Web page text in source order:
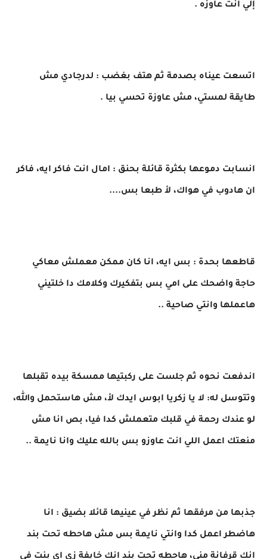
إلي انت عاوزه .
اتسعت عيناه بصدمة ثم هتف بغضب : لدرجادي مش
طايقة لمستي، مش عاوزة تحسي بيا .
انسابت دموعها بكثرة قائلة بحنق : امال انت فاكر ايه، فاكر
ان هادوب في هواك، لأ طبعا بس....
قاطعها بحدة : بس ايه، انا كان ممكن معملش معاكي
حاجة واضحك على امي بس بتفكيرك وكلامك دا خلتيني
هاعملها وانتي صاحية ..
اندفعت نحوه ثم جلست على ركبتيها ممسكة بيده تقبلها
وتتوسل له: لا يا زكريا ابوس ايدك لأ، مش هاستحمل والله،
لو عندك رحمة في قلبك متعملش كدا فيا، بص انا مش
منعتك اعمل اللي انت عاوزو بس بالله عليك وانا نايمة ..
جذبها من مرفقها ثم نظر في عينيها قائلا بضيق : انا
هاضطر اعمل كدا وانتي نايمة بس مش هاحطه تحت بند
انك قرفانة مني، هاحطه تحت بند انك خايفة زي اي بنت في